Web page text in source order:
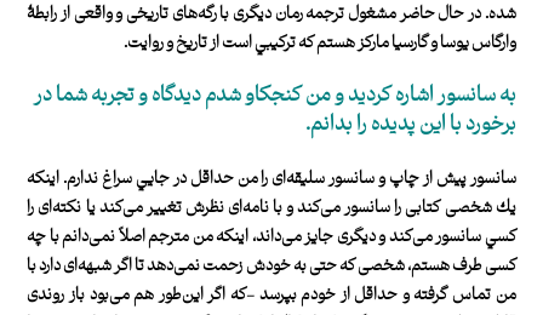
شده. در حال حاضر مشغول ترجمه رمان ديگری با رگه‌های تاريخی و واقعی از رابطۀ
وارگاس ‌يوسا و گارسيا ماركز هستم كه تركيبي است از تاريخ و روايت.
به سانسور اشاره كرديد و من كنجكاو شدم ديدگاه و تجربه شما در
برخورد با اين پديده را بدانم.
سانسور پيش از چاپ و سانسور سليقه‌ای را من حداقل در جايي سراغ ندارم. اينكه
يك شخصی كتابی را سانسور می‌كند و با نامه‌ای نظرش تغيير می‌كند يا نكته‌ای را
كسي سانسور می‌كند و ديگری جايز می‌داند، اينكه من مترجم اصلاً نمی‌دانم با چه
كسی طرف هستم، شخصی كه حتی به خودش زحمت نمی‌دهد تا اگر شبهه‌ای دارد با
من تماس گرفته و حداقل از خودم بپرسد -كه اگر اين‌طور هم می‌بود باز روندی